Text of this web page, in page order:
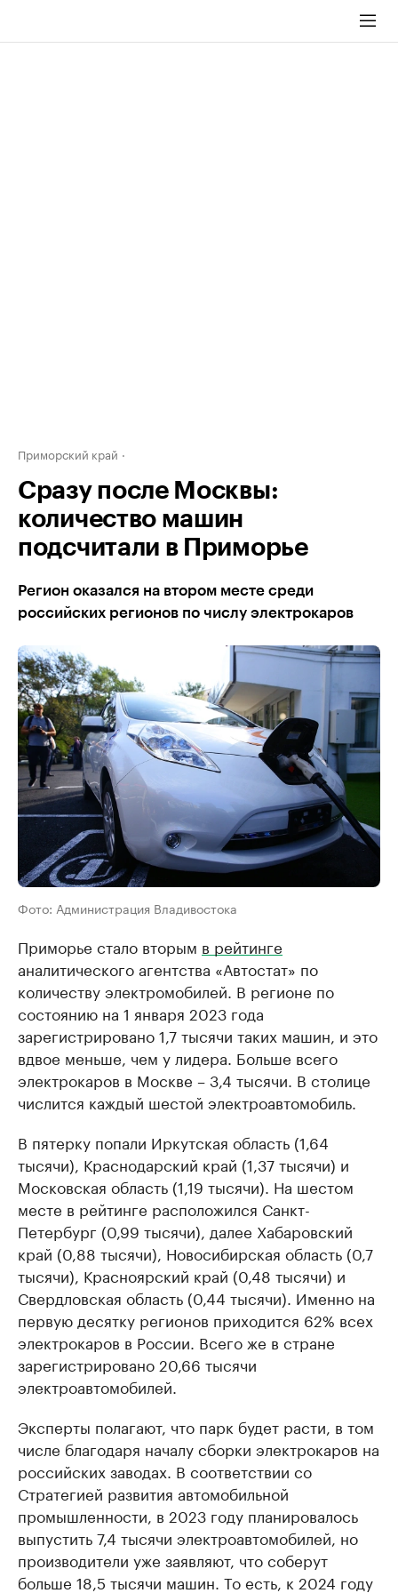
Приморский край
Сразу после Москвы:
количество машин
подсчитали в Приморье
Регион оказался на втором месте среди
российских регионов по числу электрокаров
Фото: Администрация Владивостока
Приморье стало вторым в рейтинге
аналитического агентства «Автостат» по
количеству электромобилей. В регионе по
состоянию на 1 января 2023 года
зарегистрировано 1,7 тысячи таких машин, и это
вдвое меньше, чем у лидера. Больше всего
электрокаров в Москве – 3,4 тысячи. В столице
числится каждый шестой электроавтомобиль.
В пятерку попали Иркутская область (1,64
тысячи), Краснодарский край (1,37 тысячи) и
Московская область (1,19 тысячи). На шестом
месте в рейтинге расположился Санкт-
Петербург (0,99 тысячи), далее Хабаровский
край (0,88 тысячи), Новосибирская область (0,7
тысячи), Красноярский край (0,48 тысячи) и
Свердловская область (0,44 тысячи). Именно на
первую десятку регионов приходится 62% всех
электрокаров в России. Всего же в стране
зарегистрировано 20,66 тысячи
электроавтомобилей.
Эксперты полагают, что парк будет расти, в том
числе благодаря началу сборки электрокаров на
российских заводах. В соответствии со
Стратегией развития автомобильной
промышленности, в 2023 году планировалось
выпустить 7,4 тысячи электроавтомобилей, но
производители уже заявляют, что соберут
больше 18,5 тысячи машин. То есть, к 2024 году